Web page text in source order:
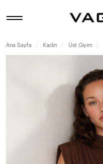
Ana Sayfa Kadın Üst Giyim